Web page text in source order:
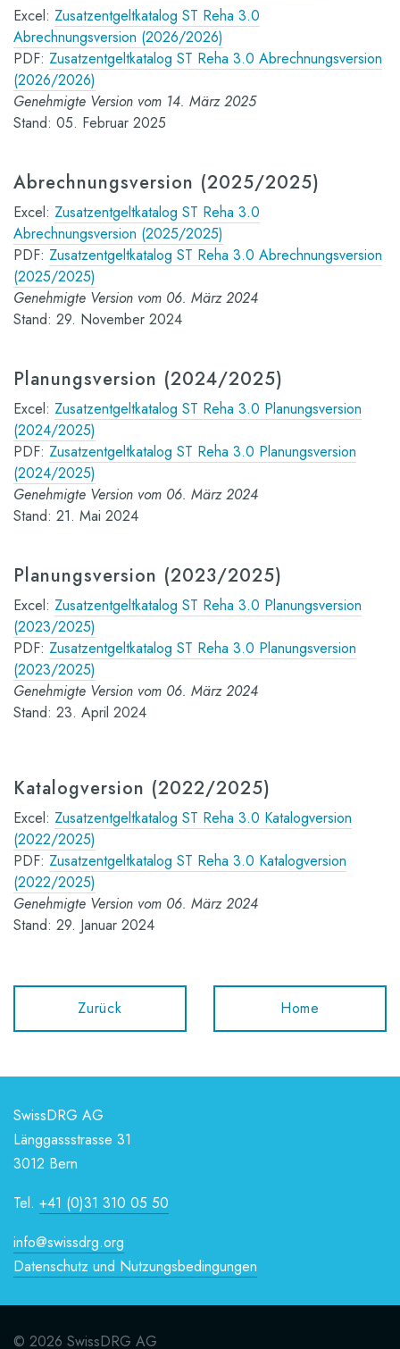
Excel: Zusatzentgeltkatalog ST Reha 3.0
Abrechnungsversion (2026/2026)
PDF: Zusatzentgeltkatalog ST Reha 3.0 Abrechnungsversion
(2026/2026)
Genehmigte Version vom 14. März 2025
Stand: 05. Februar 2025
Abrechnungsversion (2025/2025)
Excel: Zusatzentgeltkatalog ST Reha 3.0
Abrechnungsversion (2025/2025)
PDF: Zusatzentgeltkatalog ST Reha 3.0 Abrechnungsversion
(2025/2025)
Genehmigte Version vom 06. März 2024
Stand: 29. November 2024
Planungsversion (2024/2025)
Excel: Zusatzentgeltkatalog ST Reha 3.0 Planungsversion
(2024/2025)
PDF: Zusatzentgeltkatalog ST Reha 3.0 Planungsversion
(2024/2025)
Genehmigte Version vom 06. März 2024
Stand: 21. Mai 2024
Planungsversion (2023/2025)
Excel: Zusatzentgeltkatalog ST Reha 3.0 Planungsversion
(2023/2025)
PDF: Zusatzentgeltkatalog ST Reha 3.0 Planungsversion
(2023/2025)
Genehmigte Version vom 06. März 2024
Stand: 23. April 2024
Katalogversion (2022/2025)
Excel: Zusatzentgeltkatalog ST Reha 3.0 Katalogversion
(2022/2025)
PDF: Zusatzentgeltkatalog ST Reha 3.0 Katalogversion
(2022/2025)
Genehmigte Version vom 06. März 2024
Stand: 29. Januar 2024
Zurück Home
SwissDRG AG
Länggassstrasse 31
3012 Bern
Tel. +41 (0)31 310 05 50
info@swissdrg.org
Datenschutz und Nutzungsbedingungen
© 2026 SwissDRG AG